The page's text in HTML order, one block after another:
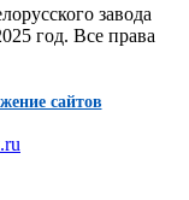
завода
год. Все права
сайтов